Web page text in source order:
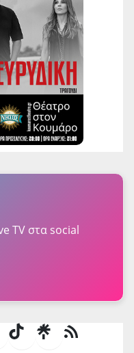
TV στα social
TikTok
Τροφοδοσία